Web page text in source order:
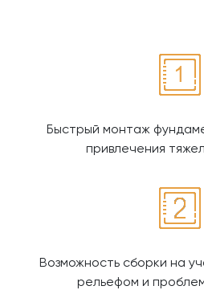
Быстрый монтаж
привлечения
Возможность сборки на
рельефом и